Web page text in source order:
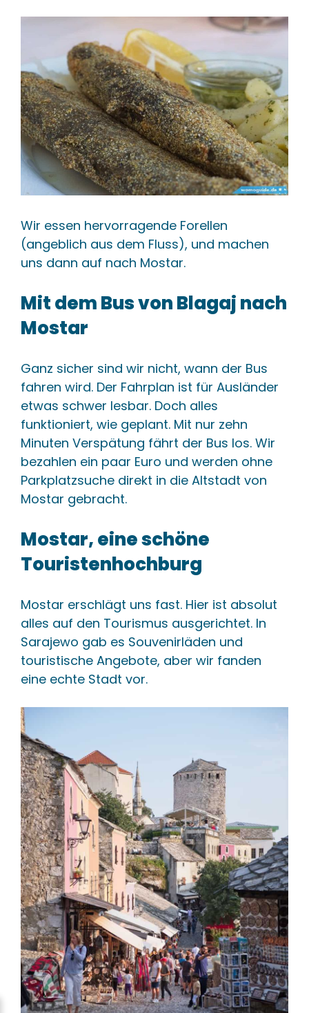
Wir essen hervorragende Forellen
(angeblich aus dem Fluss), und machen
uns dann auf nach Mostar.
Mit dem Bus von Blagaj nach
Mostar
Ganz sicher sind wir nicht, wann der Bus
fahren wird. Der Fahrplan ist für Ausländer
etwas schwer lesbar. Doch alles
funktioniert, wie geplant. Mit nur zehn
Minuten Verspätung fährt der Bus los. Wir
bezahlen ein paar Euro und werden ohne
Parkplatzsuche direkt in die Altstadt von
Mostar gebracht.
Mostar, eine schöne
Touristenhochburg
Mostar erschlägt uns fast. Hier ist absolut
alles auf den Tourismus ausgerichtet. In
Sarajewo gab es Souvenirläden und
touristische Angebote, aber wir fanden
eine echte Stadt vor.